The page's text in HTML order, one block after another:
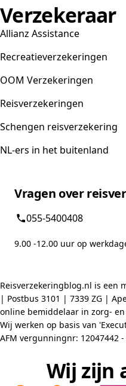
Verzekeraar
Allianz Assistance
Recreatieverzekeringen
OOM Verzekeringen
Reisverzekeringen
Schengen reisverzekering
NL-ers in het buitenland
Vragen over
055-5400408
9.00 -12.00 uur op
Reisverzekeringblog.nl is een
| Postbus 3101 | 7339 ZG |
online bemiddelaar in zorg-
Wij werken op basis van
AFM vergunningnr: 12047442
Wij zijn